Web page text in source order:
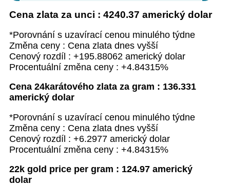
Cena zlata za unci : 4240.37 americký dolar
*Porovnání s uzavírací cenou minulého týdne
Změna ceny : Cena zlata dnes vyšší
Cenový rozdíl : +195.88062 americký dolar
Procentuální změna ceny : +4.84315%
Cena 24karátového zlata za gram : 136.331
americký dolar
*Porovnání s uzavírací cenou minulého týdne
Změna ceny : Cena zlata dnes vyšší
Cenový rozdíl : +6.2977 americký dolar
Procentuální změna ceny : +4.84315%
22k gold price per gram : 124.97 americký
dolar